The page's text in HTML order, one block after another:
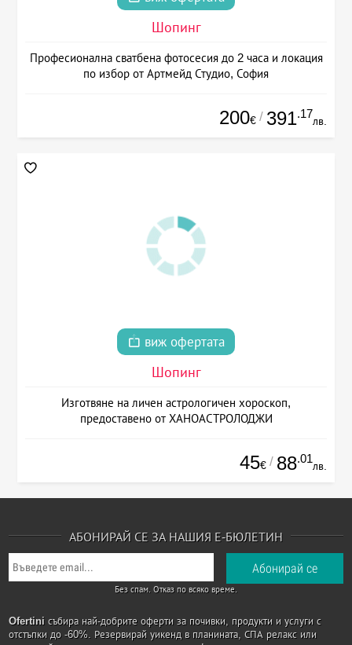
Шопинг
Професионална сватбена фотосесия до 2 часа и локация
по избор от Артмейд Студио, София
200€ / 391.17
лв.
виж офертата
Шопинг
Изготвяне на личен астрологичен хороскоп,
предоставено от ХАНОАСТРОЛОДЖИ
45€ / 88.01
лв.
АБОНИРАЙ СЕ ЗА НАШИЯ Е-БЮЛЕТИН
Без спам. Отказ по всяко време.
Ofertini събира най-добрите оферти за почивки, продукти и услуги с
отстъпки до -60%. Резервирай уикенд в планината, СПА релакс или